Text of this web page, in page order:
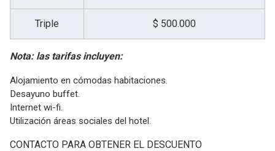
Triple $ 500.000
Nota: las tarifas incluyen:
Alojamiento en cómodas habitaciones.
Desayuno buffet.
Internet wi-fi.
Utilización áreas sociales del hotel.
CONTACTO PARA OBTENER EL DESCUENTO